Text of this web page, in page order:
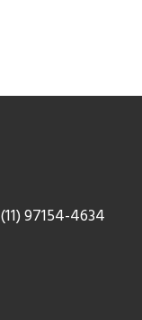
(11) 97154-4634